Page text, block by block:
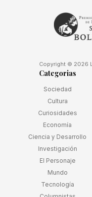
Copyright © 2026
Categorias
Sociedad
Cultura
Curiosidades
Economía
Ciencia y Desarrollo
Investigación
El Personaje
Mundo
Tecnología